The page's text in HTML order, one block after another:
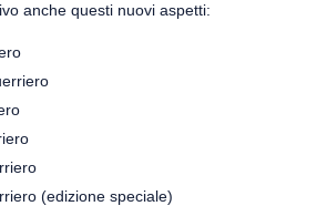
anche questi nuovi aspetti:
(edizione speciale)